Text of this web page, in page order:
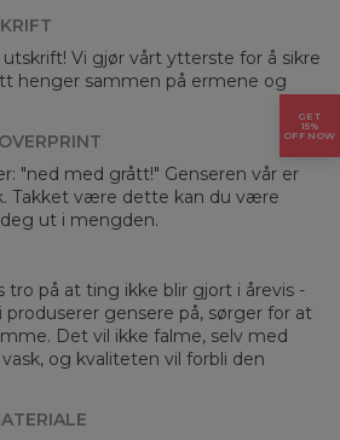
Vi gjør vårt ytterste for å sikre
henger sammen på ermene og
"ned med grått!" Genseren vår er
Takket være dette kan du være
ut i mengden.
på at ting ikke blir gjort i årevis -
produserer gensere på, sørger for at
Det vil ikke falme, selv med
og kvaliteten vil forbli den
GET
15%
OFF NOW